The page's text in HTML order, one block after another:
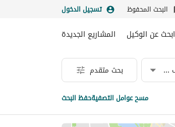
البحث المحفوظ تسجيل الدخول
ابحث عن الوكيل المشاريع الجديدة
عدد الغرف & الحمامات بحث متقدم
مسح عوامل التصفيةحفظ البحث